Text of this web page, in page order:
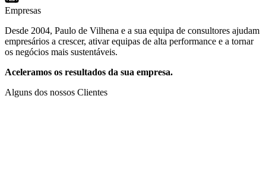
Empresas
Desde 2004, Paulo de Vilhena e a sua equipa de consultores ajudam
empresários a crescer, ativar equipas de alta performance e a tornar
os negócios mais sustentáveis.
Aceleramos os resultados da sua empresa.
Alguns dos nossos Clientes